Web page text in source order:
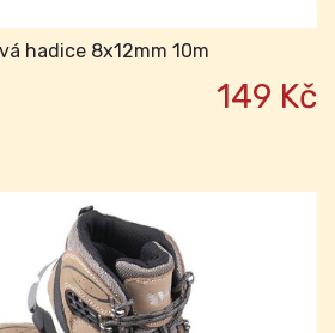
hadice 8x12mm 10m
149 Kč